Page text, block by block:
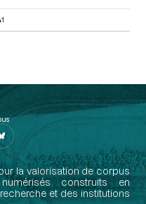
la valorisation de corpus
construits en
et des institutions